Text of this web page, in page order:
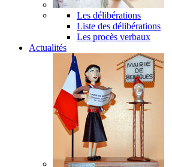
Les délibérations
Liste des délibérations
Les procès verbaux
Actualités